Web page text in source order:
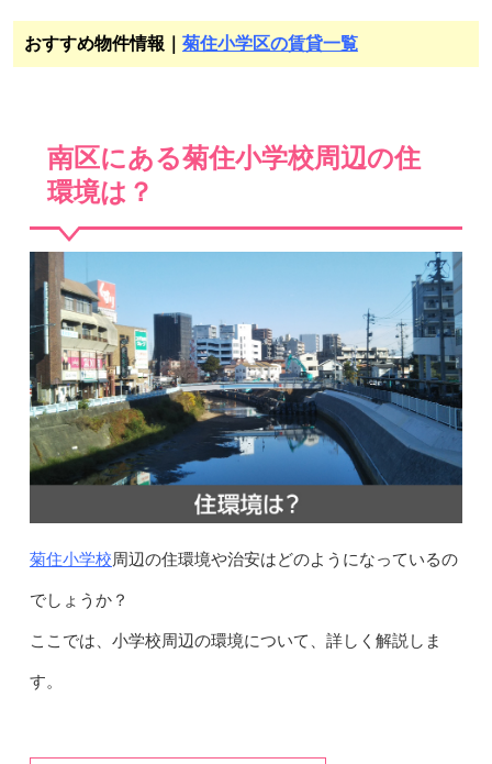
おすすめ物件情報｜ 菊住小学区の賃貸一覧
南区にある菊住小学校周辺の住
環境は？
菊住小学校周辺の住環境や治安はどのようになっているの
でしょうか？
ここでは、小学校周辺の環境について、詳しく解説しま
す。